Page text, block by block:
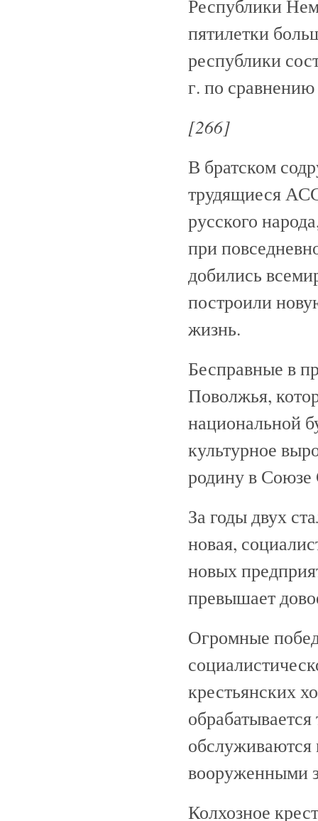
Республики
пятилетки
республики
г. по сравнению
[266]
В братском
трудящиеся
русского
при
добились
построили
жизнь.
Бесправные в
Поволжья,
национальной
культурное
родину в Союзе
За годы двух
новая,
новых
превышает
Огромные
крестьянских
вооруженными
Колхозное